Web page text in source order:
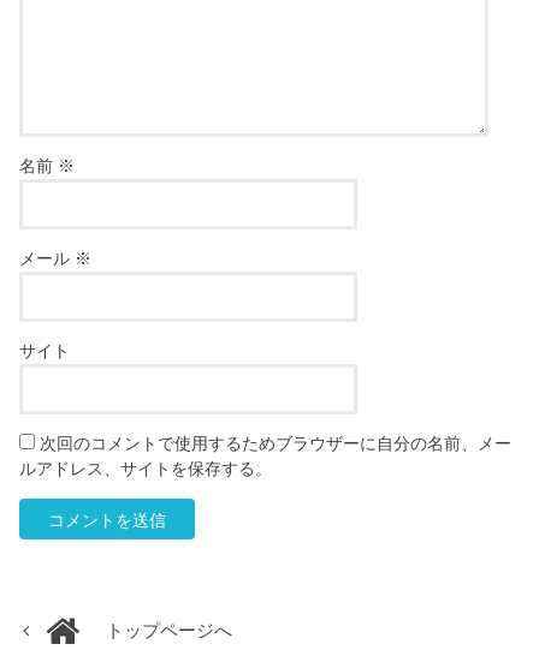
名前 ※
メール ※
サイト
次回のコメントで使用するためブラウザーに自分の名前、メー
ルアドレス、サイトを保存する。
トップページへ